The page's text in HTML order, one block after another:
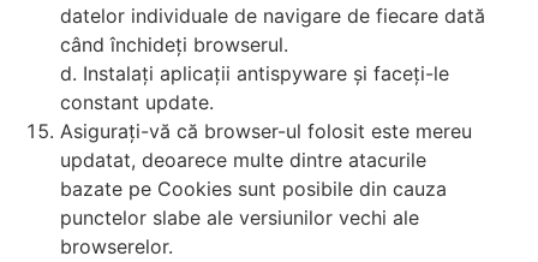
datelor individuale de navigare de fiecare dată
când închideți browserul.
d. Instalați aplicații antispyware și faceți-le
constant update.
Asigurați-vă că browser-ul folosit este mereu
updatat, deoarece multe dintre atacurile
bazate pe Cookies sunt posibile din cauza
punctelor slabe ale versiunilor vechi ale
browserelor.